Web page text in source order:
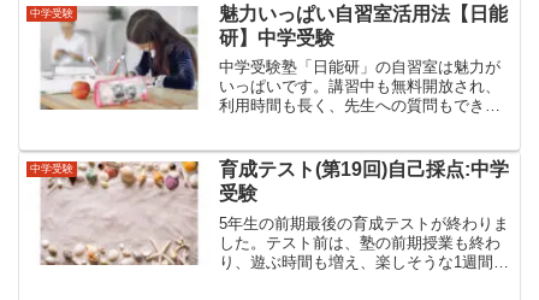
中学受験
魅力いっぱい自習室活用法【日能
研】中学受験
中学受験塾「日能研」の自習室は魅力が
いっぱいです。講習中も無料開放され、
利用時間も長く、先生への質問もできま
中学受験
育成テスト(第19回)自己採点:中学
受験
5年生の前期最後の育成テストが終わりま
した。テスト前は、塾の前期授業も終わ
り、遊ぶ時間も増え、楽しそうな1週間で